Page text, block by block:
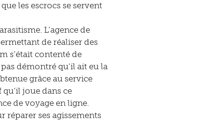
les escrocs se servent
L’agence de
de réaliser des
s’était contenté de
démontré qu’il ait eu la
grâce au service
joue dans ce
de voyage en ligne.
réparer ses agissements